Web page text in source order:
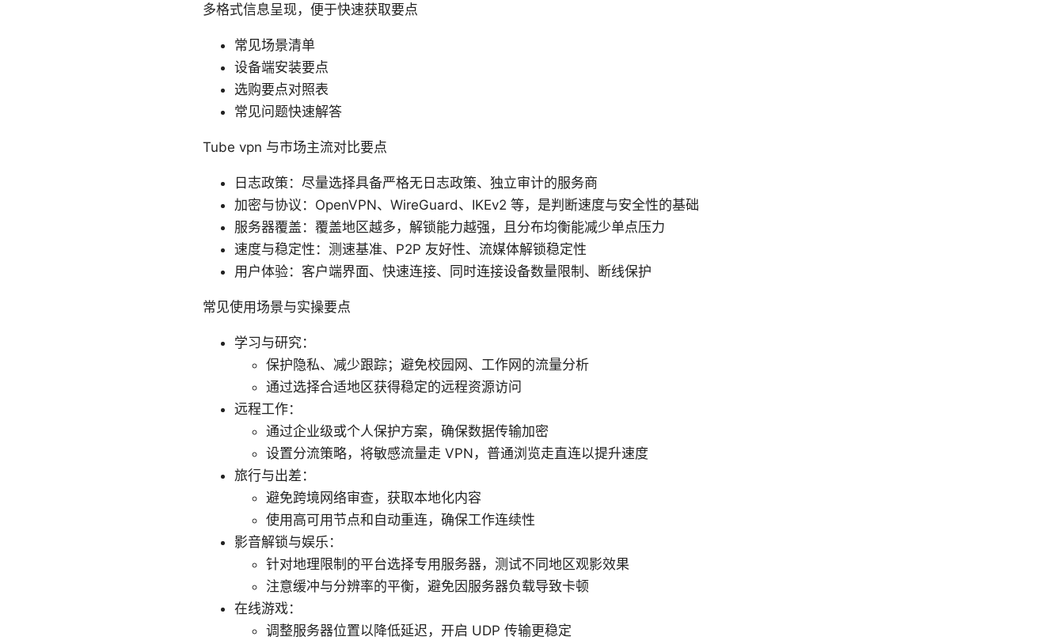
多格式信息呈现，便于快速获取要点
常见场景清单
设备端安装要点
选购要点对照表
常见问题快速解答
Tube vpn 与市场主流对比要点
日志政策：尽量选择具备严格无日志政策、独立审计的服务商
加密与协议：OpenVPN、WireGuard、IKEv2 等，是判断速度与安全性的基础
服务器覆盖：覆盖地区越多，解锁能力越强，且分布均衡能减少单点压力
速度与稳定性：测速基准、P2P 友好性、流媒体解锁稳定性
用户体验：客户端界面、快速连接、同时连接设备数量限制、断线保护
常见使用场景与实操要点
学习与研究：
保护隐私、减少跟踪；避免校园网、工作网的流量分析
通过选择合适地区获得稳定的远程资源访问
远程工作：
通过企业级或个人保护方案，确保数据传输加密
设置分流策略，将敏感流量走 VPN，普通浏览走直连以提升速度
旅行与出差：
避免跨境网络审查，获取本地化内容
使用高可用节点和自动重连，确保工作连续性
影音解锁与娱乐：
针对地理限制的平台选择专用服务器，测试不同地区观影效果
注意缓冲与分辨率的平衡，避免因服务器负载导致卡顿
在线游戏：
调整服务器位置以降低延迟，开启 UDP 传输更稳定